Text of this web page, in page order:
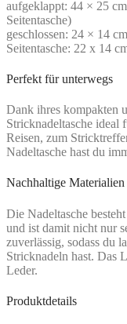
aufgeklappt: 44 × 25
Seitentasche)
geschlossen: 24 × 14 cm
Seitentasche: 22 x 14
Perfekt für unterwegs
Dank ihres kompakten
Stricknadeltasche
Reisen, zum
Nadeltasche hast du
Nachhaltige
Die Nadeltasche
und ist damit nicht nur
zuverlässig, sodass du
Stricknadeln hast. Das
Leder.
Produktdetails